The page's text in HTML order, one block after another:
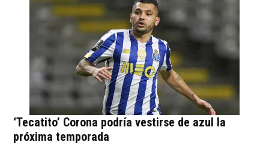
‘Tecatito’ Corona podría vestirse de azul la
próxima temporada